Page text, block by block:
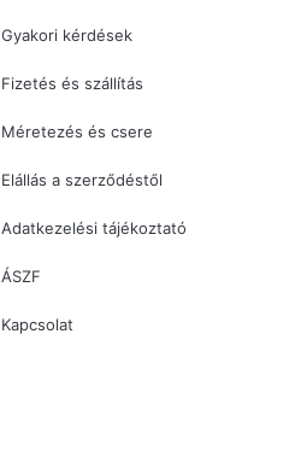
Gyakori kérdések
Fizetés és szállítás
Méretezés és csere
Elállás a szerződéstől
Adatkezelési tájékoztató
ÁSZF
Kapcsolat